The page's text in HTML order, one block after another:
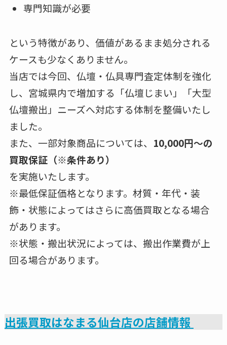
専門知識が必要
という特徴があり、価値があるまま処分される
ケースも少なくありません。
当店では今回、仏壇・仏具専門査定体制を強化
し、宮城県内で増加する「仏壇じまい」「大型
仏壇搬出」ニーズへ対応する体制を整備いたし
ました。
また、一部対象商品については、 10,000円〜の
買取保証（※条件あり）
を実施いたします。
※最低保証価格となります。材質・年代・装
飾・状態によってはさらに高価買取となる場合
があります。
※状態・搬出状況によっては、搬出作業費が上
回る場合があります。
出張買取はなまる仙台店の店舗情報